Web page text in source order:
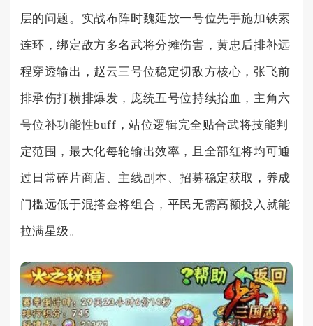
层的问题。实战布阵时魏延放一号位先手施加铁索
连环，绑定敌方多名武将分摊伤害，黄忠后排补远
程穿透输出，赵云三号位稳定切敌方核心，张飞前
排承伤打横排爆发，庞统五号位持续抬血，主角六
号位补功能性buff，站位逻辑完全贴合武将技能判
定范围，最大化每轮输出效率，且全部红将均可通
过日常碎片商店、主线副本、招募稳定获取，养成
门槛远低于混搭金将组合，平民无需高额投入就能
拉满星级。